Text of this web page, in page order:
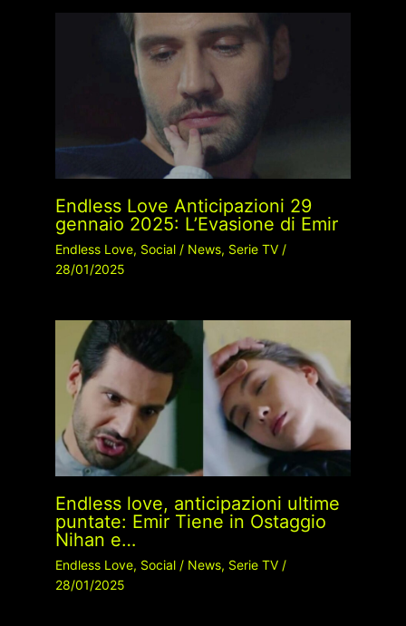
Endless Love Anticipazioni 29
gennaio 2025: L’Evasione di Emir
Endless Love, Social/ News, Serie TV/
28/01/2025
Endless love, anticipazioni ultime
puntate: Emir Tiene in Ostaggio
Nihan e…
Endless Love, Social/ News, Serie TV/
28/01/2025